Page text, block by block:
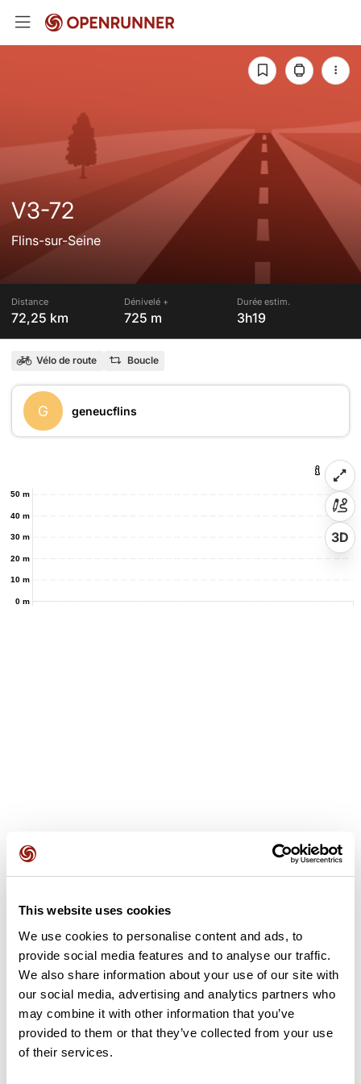
This website uses cookies
We use cookies to personalise content and ads, to
provide social media features and to analyse our traffic.
We also share information about your use of our site with
our social media, advertising and analytics partners who
may combine it with other information that you’ve
provided to them or that they’ve collected from your use
of their services.
V3-72
Flins-sur-Seine
Distance
72,25 km
Dénivelé +
725 m
Durée estim.
3h19
Vélo de route Boucle
G geneucflins
0 m
10 m
20 m
30 m
40 m
50 m
3D
Avis des utilisateurs
Soyez le premier à ajouter un avis !
Ajouter un avis
Résumé